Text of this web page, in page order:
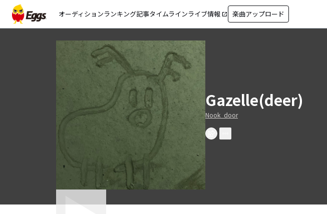
オーディションランキング記事タイムラインライブ情報 open_in_new 楽曲アップロード
Gazelle(deer)
Nook_door